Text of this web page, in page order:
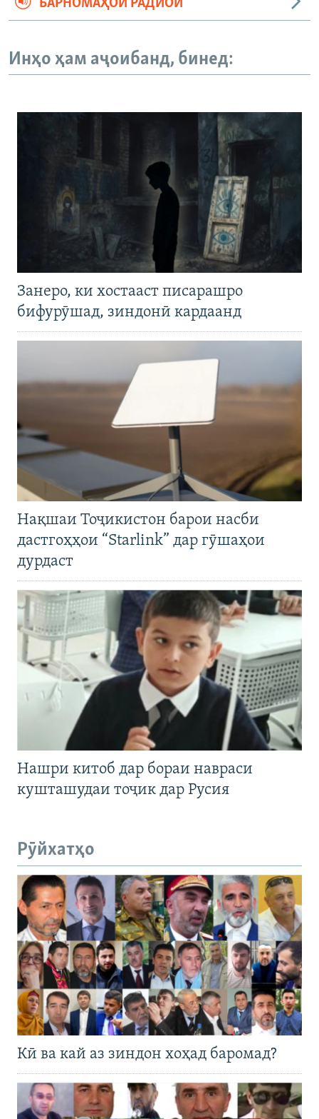
БАРНОМАҲОИ РАДИОӢ
Инҳо ҳам аҷоибанд, бинед:
Занеро, ки хостааст писарашро
бифурӯшад, зиндонӣ кардаанд
Нақшаи Тоҷикистон барои насби
дастгоҳҳои “Starlink” дар гӯшаҳои
дурдаст
Нашри китоб дар бораи навраси
кушташудаи тоҷик дар Русия
Рӯйхатҳо
Кӣ ва кай аз зиндон хоҳад баромад?